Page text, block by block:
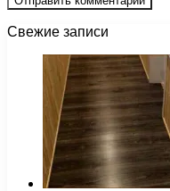
Свежие записи